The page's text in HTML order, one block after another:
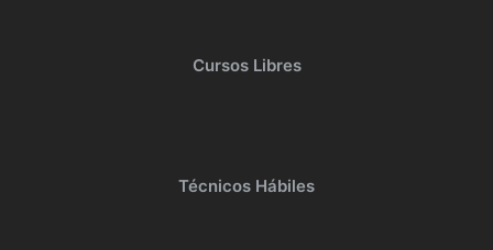
Cursos Libres
Técnicos Hábiles